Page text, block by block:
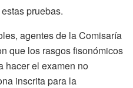
pruebas.
agentes de la Comisaría
que los rasgos fisonómicos
hacer el examen no
inscrita para la